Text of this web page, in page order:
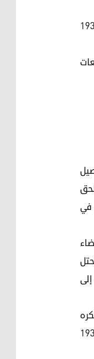
به في فصل الربيع فحشدت في منطقة بافستيان في 13 آذار 1932
في
قضاء
فيها ثم تقدم يوم 16 آذار فأحتل
إلى
المجاورة للمعسكر، فهاجموا المعسكر ليلة 2/3 نيسان 1932